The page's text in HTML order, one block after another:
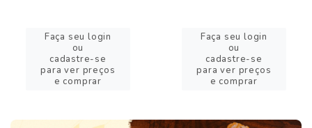
Faça seu login
ou
cadastre-se
para ver preços
e comprar
Faça seu login
ou
cadastre-se
para ver preços
e comprar